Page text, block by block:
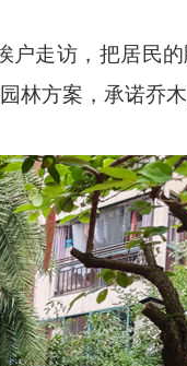
户走访，把居民
林方案，承诺乔